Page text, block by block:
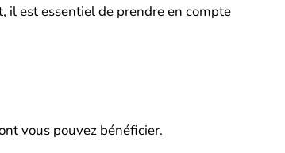
il est essentiel de prendre en compte
vous pouvez bénéficier.